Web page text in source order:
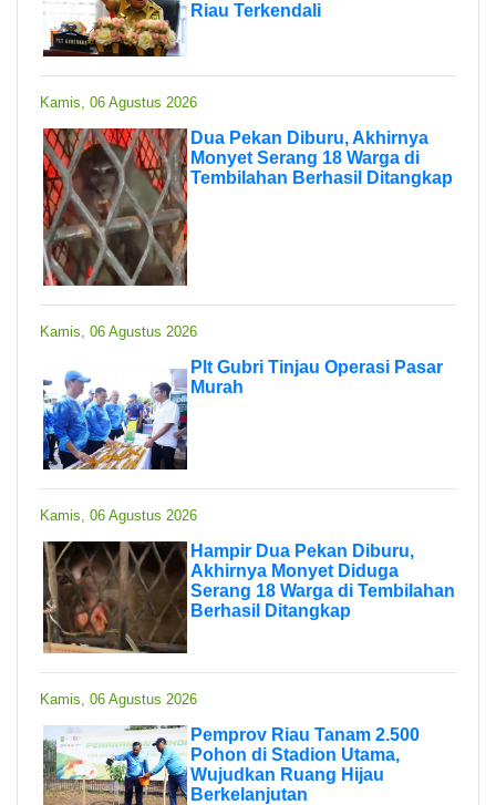
Riau Terkendali
Kamis, 06 Agustus 2026
Dua Pekan Diburu, Akhirnya
Monyet Serang 18 Warga di
Tembilahan Berhasil Ditangkap
Kamis, 06 Agustus 2026
Plt Gubri Tinjau Operasi Pasar
Murah
Kamis, 06 Agustus 2026
Hampir Dua Pekan Diburu,
Akhirnya Monyet Diduga
Serang 18 Warga di Tembilahan
Berhasil Ditangkap
Kamis, 06 Agustus 2026
Pemprov Riau Tanam 2.500
Pohon di Stadion Utama,
Wujudkan Ruang Hijau
Berkelanjutan